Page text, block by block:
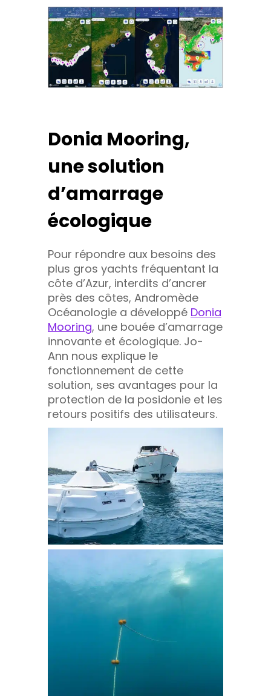
Donia Mooring,
une solution
d’amarrage
écologique
Pour répondre aux besoins des
plus gros yachts fréquentant la
côte d’Azur, interdits d’ancrer
près des côtes, Andromède
Océanologie a développé Donia
Mooring, une bouée d’amarrage
innovante et écologique. Jo-
Ann nous explique le
fonctionnement de cette
solution, ses avantages pour la
protection de la posidonie et les
retours positifs des utilisateurs.